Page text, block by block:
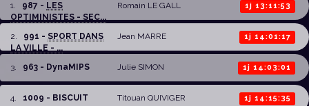
1. 987 - LES
OPTIMINISTES - SEC...
Romain LE GALL 1j 13:11:53
2. 991 - SPORT DANS
LA VILLE - ...
Jean MARRE 1j 14:01:17
3. 963 - DynaMIPS Julie SIMON 1j 14:03:01
4. 1009 - BISCUIT Titouan QUIVIGER 1j 14:15:35